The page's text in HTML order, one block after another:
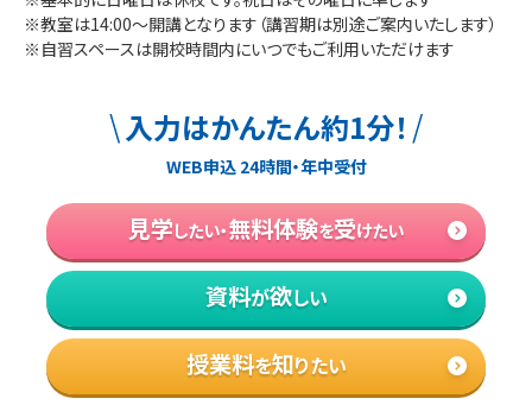
で」を明確にして学習を進めます。
個別カリキュラムの
特長
総合点で合格点を上回るように、全科目
指導で時間の最適配分を設計。1日単位で
やることを明確にします。
長期学習計画の例
大学受験対策には市販されている多くの
※教室は14:00～開講となります（講習期は別途ご案内いたします）
※自習スペースは開校時間内にいつでもご利用いただけます
\ 入力はかんたん約1分！ /
WEB申込 24時間・年中受付
見学したい・無料体験を受けたい
資料が欲しい
授業料を知りたい